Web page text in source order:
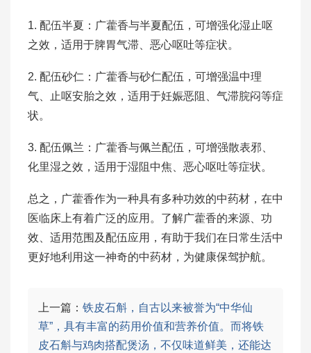
1. 配伍半夏：广藿香与半夏配伍，可增强化湿止呕
之效，适用于脾胃气滞、恶心呕吐等症状。
2. 配伍砂仁：广藿香与砂仁配伍，可增强温中理
气、止呕安胎之效，适用于妊娠恶阻、气滞脘闷等症
状。
3. 配伍佩兰：广藿香与佩兰配伍，可增强散表邪、
化里湿之效，适用于湿阻中焦、恶心呕吐等症状。
总之，广藿香作为一种具有多种功效的中药材，在中
医临床上有着广泛的应用。了解广藿香的来源、功
效、适用范围及配伍应用，有助于我们在日常生活中
更好地利用这一神奇的中药材，为健康保驾护航。
上一篇： 铁皮石斛，自古以来被誉为“中华仙
草”，具有丰富的药用价值和营养价值。而将铁
皮石斛与鸡肉搭配煲汤，不仅味道鲜美，还能达